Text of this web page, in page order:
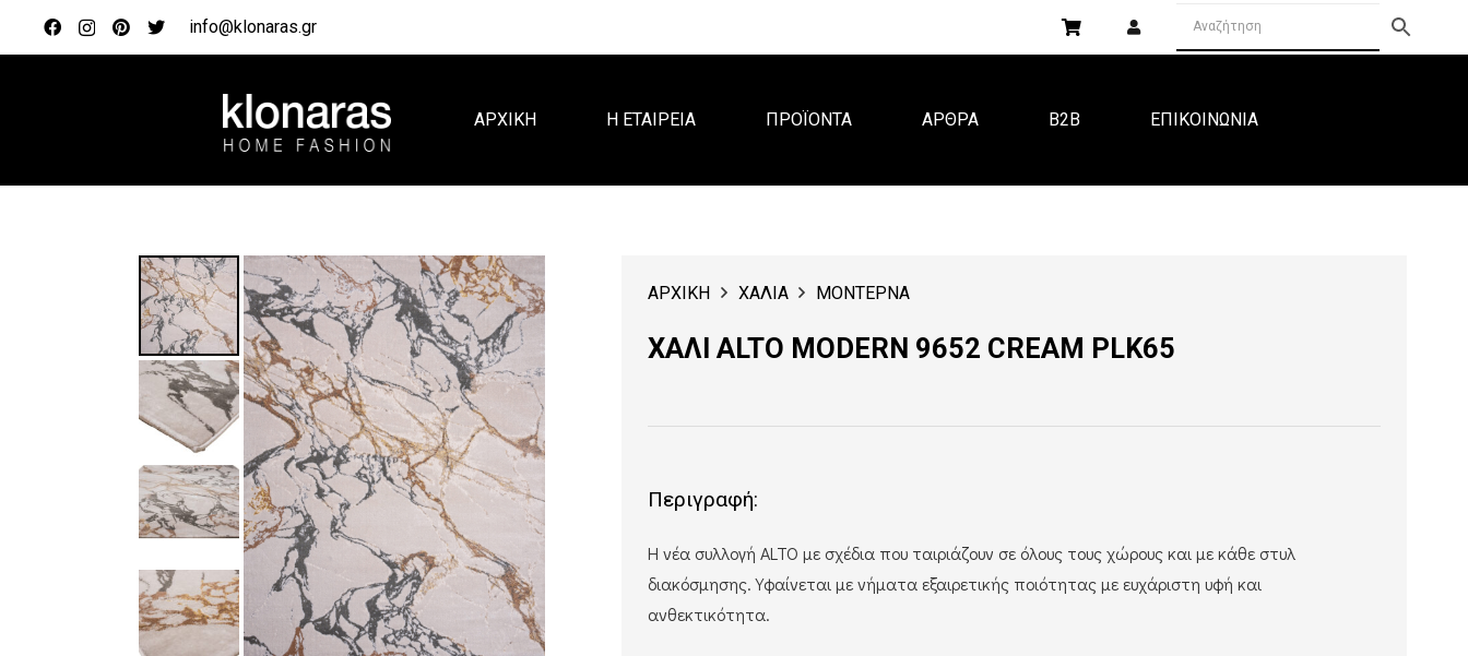
info@klonaras.gr
ΑΡΧΙΚΗ Η ΕΤΑΙΡΕΙΑ ΠΡΟΪΟΝΤΑ ΑΡΘΡΑ B2B ΕΠΙΚΟΙΝΩΝΙΑ
ΑΡΧΙΚΗ ΧΑΛΙΑ ΜΟΝΤΕΡΝΑ
ΧΑΛΙ ALTO MODERN 9652 CREAM PLK65
Περιγραφή:
Η νέα συλλογή ALTO με σχέδια που ταιριάζουν σε όλους τους χώρους και με κάθε στυλ
διακόσμησης. Υφαίνεται με νήματα εξαιρετικής ποιότητας με ευχάριστη υφή και
ανθεκτικότητα.